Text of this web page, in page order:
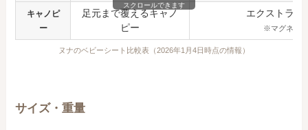
キャノピ
ー
足元まで覆えるキャノ
ピー
エクストラキ
※マグネッ
ヌナのベビーシート比較表（2026年1月4日時点の情報）
スクロールできます
サイズ・重量